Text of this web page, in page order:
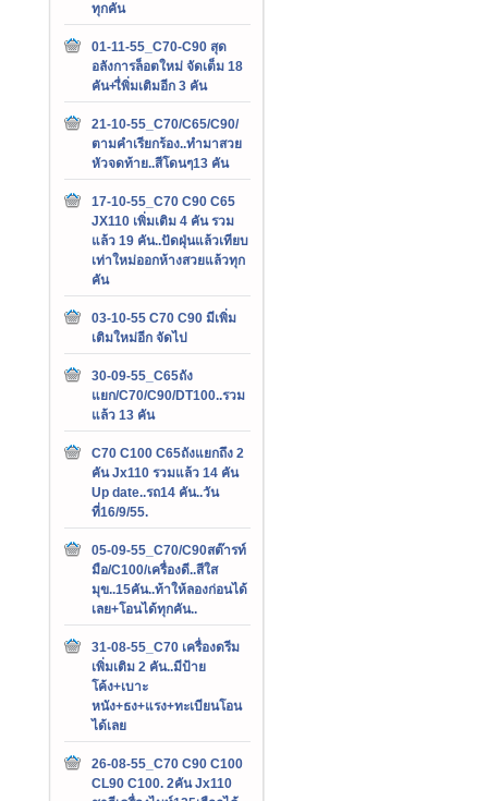
ทุกคัน
01-11-55_C70-C90 สุด
อลังการล็อตใหม่ จัดเต็ม 18
คัน+เื่พิ่มเติมอีก 3 คัน
21-10-55_C70/C65/C90/
ตามคำเรียกร้อง..ทำมาสวย
หัวจดท้าย..สีโดนๆ13 คัน
17-10-55_C70 C90 C65
JX110 เพิ่มเติม 4 คัน รวม
แล้ว 19 คัน..ปัดฝุ่นแล้วเทียบ
เท่าใหม่ออกห้างสวยแล้วทุก
คัน
03-10-55 C70 C90 มีเพิ่ม
เติมใหม่อีก จัดไป
30-09-55_C65ถัง
แยก/C70/C90/DT100..รวม
แล้ว 13 คัน
C70 C100 C65ถังแยกถึง 2
คัน Jx110 รวมแล้ว 14 คัน
Up date..รถ14 คัน..วัน
ที่16/9/55.
05-09-55_C70/C90สต๊ารท์
มือ/C100/เครื่องดี..สีใส
มุข..15คัน..ท้าให้ลองก่อนได้
เลย+โอนได้ทุกคัน..
31-08-55_C70 เครื่องดรีม
เพิ่มเติม 2 คัน..มีป้าย
โค้ง+เบาะ
หนัง+ธง+แรง+ทะเบียนโอน
ได้เลย
26-08-55_C70 C90 C100
CL90 C100. 2คัน Jx110